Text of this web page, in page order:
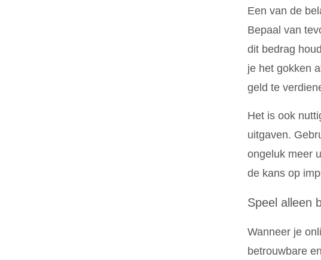
Een van de
Bepaal van
dit bedrag
je het gokken
geld te
Het is ook
uitgaven.
ongeluk meer
de kans op
Speel alleen
Wanneer je
betrouwbare